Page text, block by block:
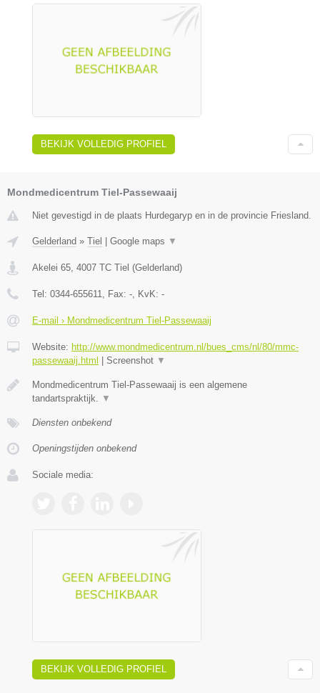
BEKIJK VOLLEDIG PROFIEL
Mondmedicentrum Tiel-Passewaaij
Niet gevestigd in de plaats Hurdegaryp en in de provincie Friesland.
Gelderland » Tiel Google maps ▼
Akelei 65 4007 TC Tiel (Gelderland)
Tel: 0344-655611 , Fax: - , KvK: -
E-mail › Mondmedicentrum Tiel-Passewaaij
Website: http://www.mondmedicentrum.nl/bues_cms/nl/80/mmc-
passewaaij.html
Screenshot ▼
Mondmedicentrum Tiel-Passewaaij is een algemene
tandartspraktijk.
▼
Diensten onbekend
Openingstijden onbekend
Sociale media:
BEKIJK VOLLEDIG PROFIEL